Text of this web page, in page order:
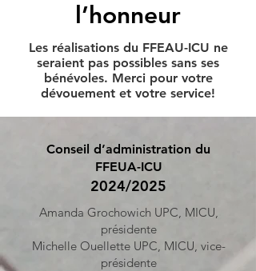
l’honneur
Les réalisations du FFEAU-ICU ne
seraient pas possibles sans ses
bénévoles. Merci pour votre
dévouement et votre service!
Conseil d’administration du
FFEUA-ICU
2024/2025
Amanda Grochowich UPC, MICU,
présidente
Michelle Ouellette UPC, MICU, vice-
présidente